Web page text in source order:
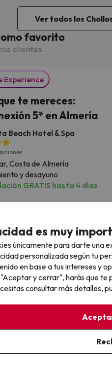
Ver todos los
favorito
clientes
Experience
te mereces:
5* en Almería
Beach Hotel & Spa
Costa de Almería
y desayuno
GRATIS hasta 4 días
119€/pers.
en 4* muy cerca de
en Malgrat de Mar
& Spa
de Mar, Costa del Maresme -
completa
GRATIS hasta 5 días
es muy
únicamente para darte una
personalizada según tu
en base a tus intereses y
y cerrar", harás que
consultar más detalles,